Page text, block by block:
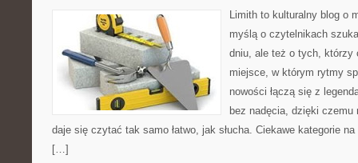
Limith to kulturalny blog o
myślą o czytelnikach
dniu, ale też o tych, którzy
miejsce, w którym rytmy
nowości łączą się z
bez nadęcia, dzięki
daje się czytać tak samo łatwo, jak słucha. Ciekawe kategorie
[…]